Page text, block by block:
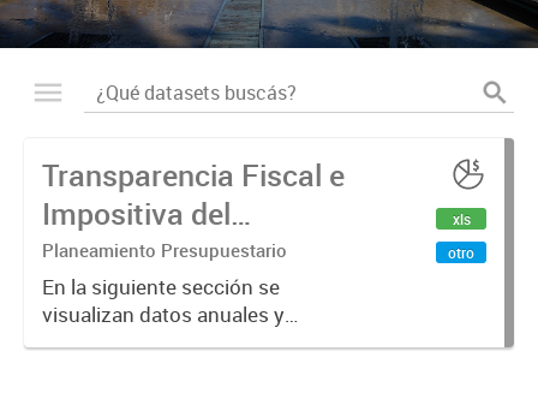
Transparencia Fiscal e
Impositiva del
Municipio. Año 2024
Planeamiento Presupuestario
En la siguiente sección se
visualizan datos anuales y
trimestrales referidos a la
xls
otro